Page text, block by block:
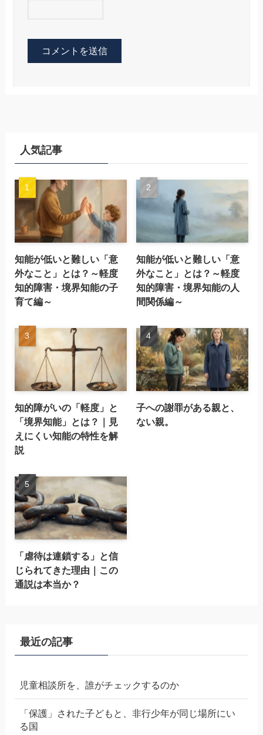
人気記事
知能が低いと難しい「意
外なこと」とは？～軽度
知的障害・境界知能の子
育て編～
知能が低いと難しい「意
外なこと」とは？～軽度
知的障害・境界知能の人
間関係編～
知的障がいの「軽度」と
「境界知能」とは？｜見
えにくい知能の特性を解
説
子への謝罪がある親と、
ない親。
「虐待は連鎖する」と信
じられてきた理由｜この
通説は本当か？
最近の記事
児童相談所を、誰がチェックするのか
「保護」された子どもと、非行少年が同じ場所にい
る国